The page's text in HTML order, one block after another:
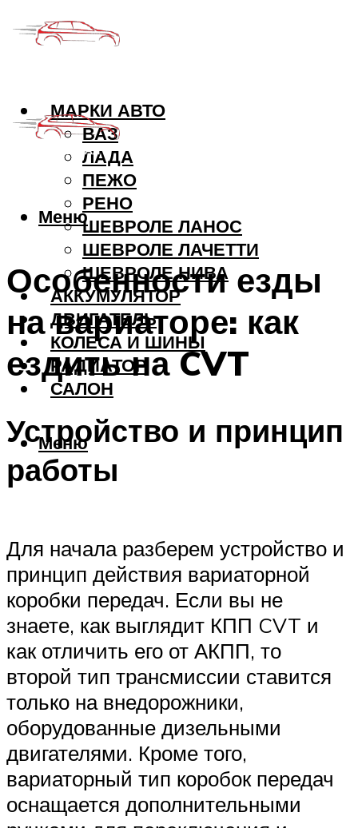
МАРКИ АВТО
ВАЗ
ЛАДА
ПЕЖО
РЕНО
ШЕВРОЛЕ ЛАНОС
ШЕВРОЛЕ ЛАЧЕТТИ
ШЕВРОЛЕ НИВА
АККУМУЛЯТОР
ДВИГАТЕЛЬ
КОЛЕСА И ШИНЫ
РАДИАТОР
САЛОН
Меню
Меню
Особенности езды
на вариаторе: как
ездить на CVT
Устройство и принцип
работы
Для начала разберем устройство и
принцип действия вариаторной
коробки передач. Если вы не
знаете, как выглядит КПП CVT и
как отличить его от АКПП, то
второй тип трансмиссии ставится
только на внедорожники,
оборудованные дизельными
двигателями. Кроме того,
вариаторный тип коробок передач
оснащается дополнительными